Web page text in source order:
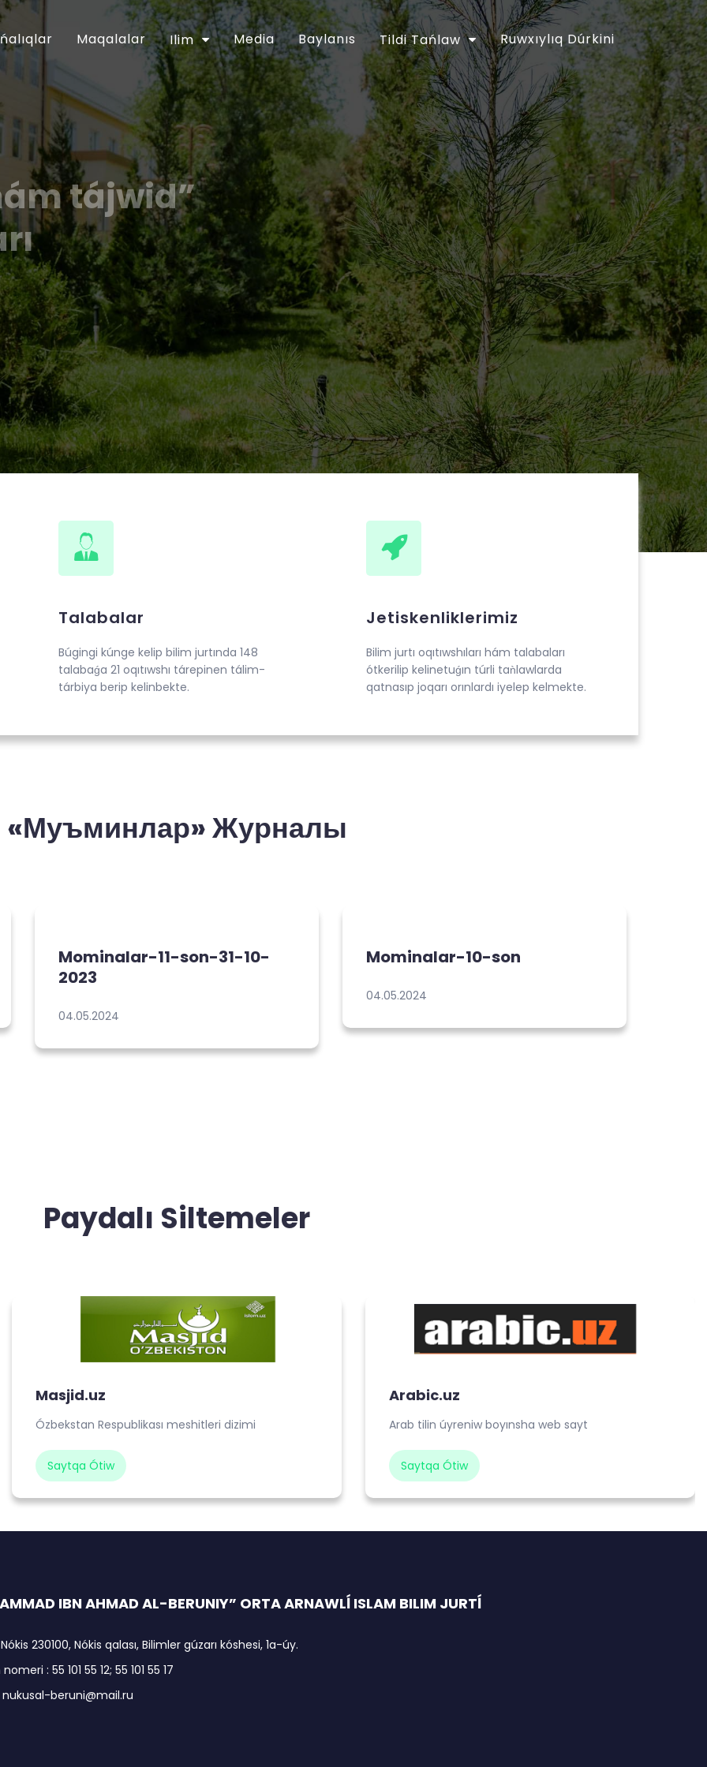
Maqalalar Ilim Media Baylanıs Tildi Tańlaw Ruwxıylıq Dúrkini
tájwid”
tarawınıń jumısın túpkilikli
PP-5416-sanlı Pármanı menen
belgilengen wazıypalardıń
musılmanları mákemesiniń 2018-jıl
Usı múnásibet penen
2018-jıl 10-iyunnan baslap
oqıw kursları shólkemlestirildi.
Talabalar
Búgingi kúnge kelip bilim jurtında 148
talabaǵa 21 oqıtıwshı tárepinen tálim-
tárbiya berip kelinbekte.
Jetiskenliklerimiz
Bilim jurtı oqıtıwshıları hám talabaları
ótkerilip kelinetuǵın túrli taǹlawlarda
qatnasıp joqarı orınlardı iyelep kelmekte.
«Муъминлар» Журналы
Mominalar-11-son-31-10-
2023
04.05.2024
Mominalar-10-son
04.05.2024
Paydalı Siltemeler
Masjid.uz
Ózbekstan Respublikası meshitleri dizimi
Saytqa Ótiw
Arabic.uz
Arab tilin úyreniw boyınsha web sayt
Saytqa Ótiw
IBN AHMAD AL-BERUNIY” ORTA ARNAWLĺ ISLAM BILIM JURTĺ
230100, Nókis qalası, Bilimler gúzarı kóshesi, 1a-úy.
: 55 101 55 12; 55 101 55 17
beruni@mail.ru